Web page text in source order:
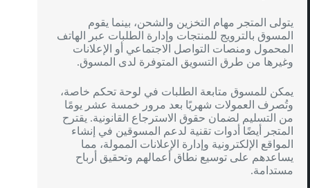
يتولى المتجر مهام التخزين والشحن، بينما يقوم
المسوق بالترويج للمنتجات وإدارة الطلبات عبر الهاتف
المحمول ومنصات التواصل الاجتماعي أو الإعلانات
وغيرها من طرق التسويق المتوفرة لدى المسوق.
يمكن للمسوق متابعة الطلبات في لوحة تحكم خاصة،
وتُصرف العمولات شهريًا بعد مرور خمسة عشر يومًا
من التسليم لضمان حقوق الاسترجاع القانونية. يقترح
المتجر أيضًا أدوات تقنية لدعم المسوقين في إنشاء
المواقع الإلكترونية وإدارة الإعلانات الممولة، مما
يساعدهم على توسيع نطاق أعمالهم وتحقيق أرباح
مستدامة.